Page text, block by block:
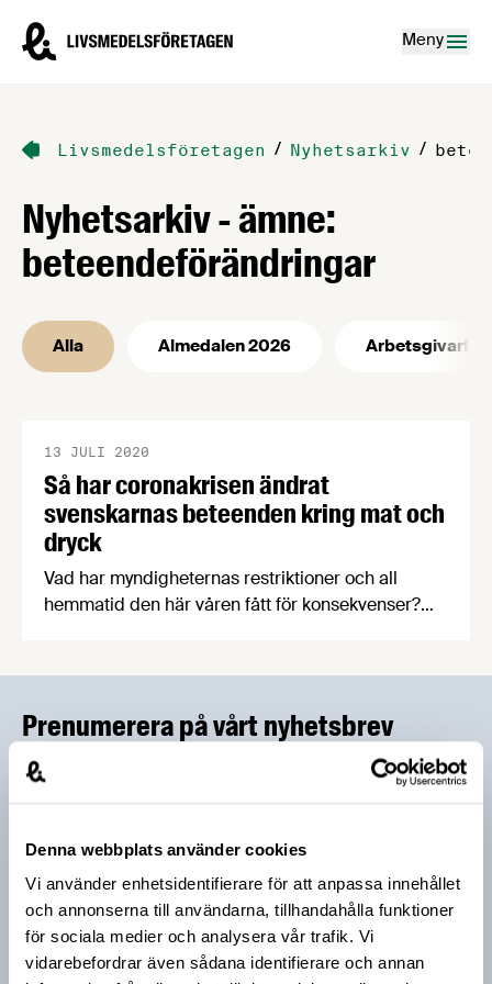
Denna webbplats använder cookies
Vi använder enhetsidentifierare för att anpassa innehållet
och annonserna till användarna, tillhandahålla funktioner
för sociala medier och analysera vår trafik. Vi
vidarebefordrar även sådana identifierare och annan
Livsmedelsföretagen – till startsidan
Meny
Livsmedelsföretagen / Nyhetsarkiv /
Nyhetsarkiv - ämne:
beteendeförändringar
Alla Almedalen 2026
Så har coronakrisen ändrat
svenskarnas beteenden kring mat och
dryck
13 JULI 2020
Vad har myndigheternas restriktioner och all
hemmatid den här våren fått för konsekvenser?
livsmedelsinköp på internet, minskat matsvinn och
färre restaurangbesök till förmån för mer bakning,
matlagning, odling och träning – för vissa.
Prenumerera på vårt nyhetsbrev
Vårt nyhetsbrev kommer ut 3-4 gånger i månaden och
riktar sig till alla med ett intresse för
livsmedelsbranschen. När du anmäler dig till vårt
nyhetsbrev godkänner du Livsmedelsföretagens
hantering av personuppgifter.